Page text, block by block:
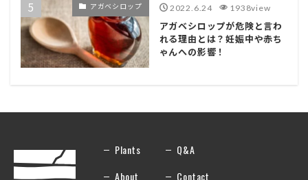
アガベシロップ 2022.6.24 1938view
アガベシロップが危険と言わ
れる理由とは？妊娠中や赤ち
ゃんへの影響！
Plants
About
Q&A
Contact